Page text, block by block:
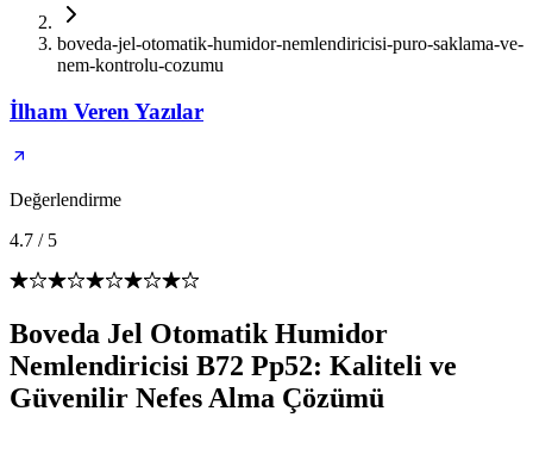
boveda-jel-otomatik-humidor-nemlendiricisi-puro-saklama-ve-
nem-kontrolu-cozumu
İlham Veren Yazılar
Değerlendirme
4.7 / 5
Boveda Jel Otomatik Humidor
Nemlendiricisi B72 Pp52: Kaliteli ve
Güvenilir Nefes Alma Çözümü